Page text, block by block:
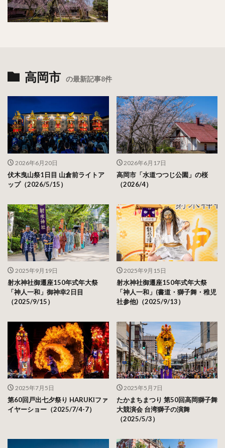
高岡市 の最新記事8件
2026年6月20日
伏木曳山祭1日目 山倉前ライトア
ップ（2026/5/15）
2026年6月17日
高岡市「水道つつじ公園」の桜
（2026/4）
2025年9月19日
射水神社御遷座150年式年大祭
「神人一和」御神幸2日目
（2025/9/15）
2025年9月15日
射水神社御遷座150年式年大祭
「神人一和」(書道・獅子舞・稚児
社参他)（2025/9/13）
2025年7月5日
第60回戸出七夕祭り HARUKIファ
イヤーショー（2025/7/4-7）
2025年5月7日
たかまちまつり 第50回高岡獅子舞
大競演会 台湾獅子の演舞
（2025/5/3）